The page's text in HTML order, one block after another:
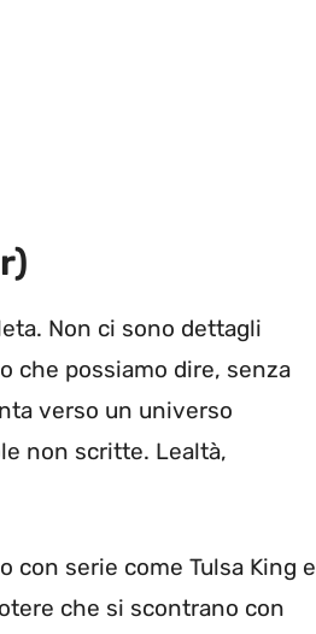
Non ci sono dettagli
che possiamo dire, senza
verso un universo
non scritte. Lealtà,
con serie come Tulsa King e
che si scontrano con